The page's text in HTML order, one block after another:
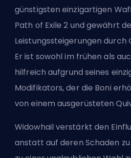
günstigsten einzigartigen
Path of Exile 2 und gewährt
Leistungssteigerungen durch
Er ist sowohl im frühen als
hilfreich aufgrund seines
Modifikators, der die Boni
von einem ausgerüsteten
Widowhail verstärkt den
anstatt auf deren Schaden